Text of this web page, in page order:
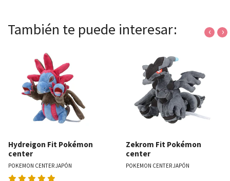
También te puede interesar:
Hydreigon Fit Pokémon
center
POKEMON CENTER JAPÓN
Zekrom Fit Pokémon
center
POKEMON CENTER JAPÓN
‹ ›